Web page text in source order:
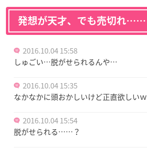
発想が天才、でも売切れ……
2016.10.04 15:58
しゅごい…脱がせられるんや…
2016.10.04 15:35
なかなかに頭おかしいけど正直欲しいｗ
2016.10.04 15:54
脱がせられる……？